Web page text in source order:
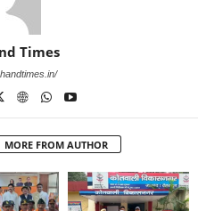
Times
MORE FROM AUTHOR